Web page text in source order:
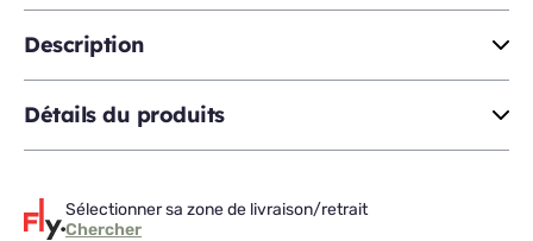
chaise
velours
côtelé
Description
Détails du produits
Sélectionner sa zone de livraison/retrait
Chercher